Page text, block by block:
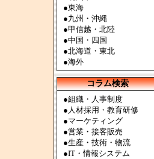
●東海
●九州・沖縄
●甲信越・北陸
●中国・四国
●北海道・東北
●海外
コラム検索
●組織・人事制度
●人材採用・教育研修
●マーケティング
●営業・接客販売
●生産・技術・物流
●IT・情報システム